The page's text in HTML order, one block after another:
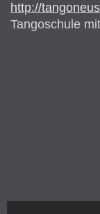
http://
Tangoschule